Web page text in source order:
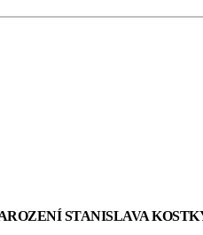
STANISLAVA